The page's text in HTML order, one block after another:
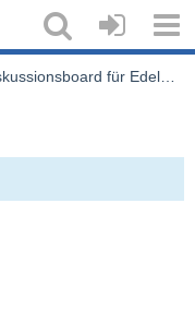
für Edelmetalle & Rohstoffe